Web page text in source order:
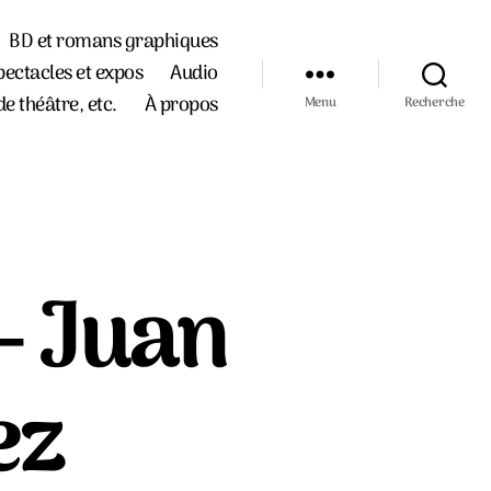
BD et romans graphiques
et expos
Audio
théâtre, etc.
À propos Menu Recherche
Juan